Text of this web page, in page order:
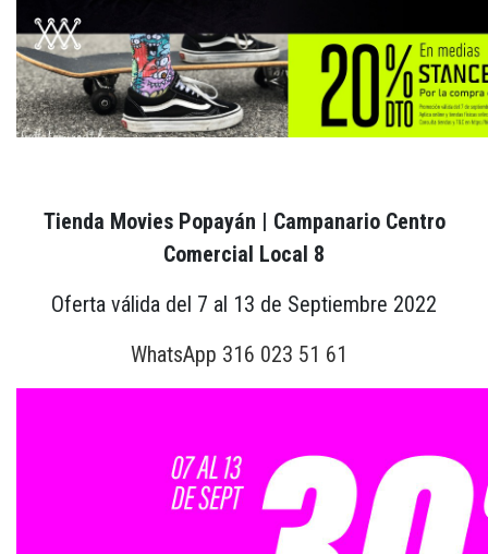
Tienda Movies Popayán | Campanario Centro
Comercial Local 8
Oferta válida del 7 al 13 de Septiembre 2022
WhatsApp 316 023 51 61